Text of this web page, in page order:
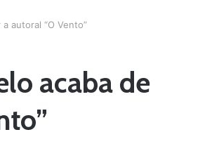
autoral “O Vento”
acaba de